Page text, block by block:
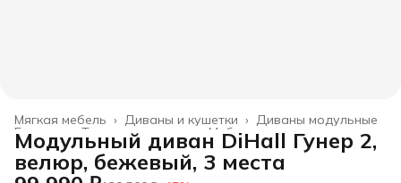
Диваны модульные
Диваны и кушетки ›
Мягкая мебель ›
Мебель
Товары для дома
Главная
Модульный диван DiHall Гунер 2,
велюр, бежевый, 3 места